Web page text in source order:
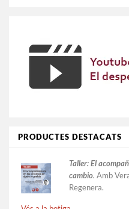
PRODUCTES DESTACATS
Taller:El
cambio. Amb
Regenera.